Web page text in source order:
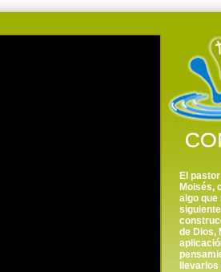
El
Moisés,
algo que
de Dios,